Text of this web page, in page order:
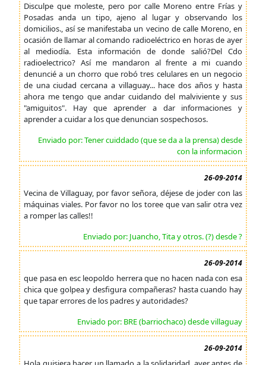
Disculpe que moleste, pero por calle Moreno entre Frías y
Posadas anda un tipo, ajeno al lugar y observando los
domicilios., así se manifestaba un vecino de calle Moreno, en
ocasión de llamar al comando radioeléctrico en horas de ayer
al mediodía. Esta información de donde salió?Del Cdo
radioelectrico? Así me mandaron al frente a mi cuando
denuncié a un chorro que robó tres celulares en un negocio
de una ciudad cercana a villaguay... hace dos años y hasta
ahora me tengo que andar cuidando del malviviente y sus
"amiguitos". Hay que aprender a dar informaciones y
aprender a cuidar a los que denuncian sospechosos.
Enviado por: Tener cuiddado (que se da a la prensa) desde
con la informacion
26-09-2014
Vecina de Villaguay, por favor señora, déjese de joder con las
máquinas viales. Por favor no los toree que van salir otra vez
a romper las calles!!
Enviado por: Juancho, Tita y otros. (?) desde ?
26-09-2014
que pasa en esc leopoldo herrera que no hacen nada con esa
chica que golpea y desfigura compañeras? hasta cuando hay
que tapar errores de los padres y autoridades?
Enviado por: BRE (barriochaco) desde villaguay
26-09-2014